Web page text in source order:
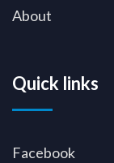
About
Quick links
Facebook